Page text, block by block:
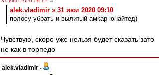
alek.vladimir » 31 июл 2020 09:10
полосу убрать и вылитый амкар юнайтед)
Чувствую, скоро уже нельзя будет сказать зато
не как в торпедо
alek.vladimir -